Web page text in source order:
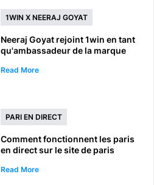
1WIN X NEERAJ GOYAT
Neeraj Goyat rejoint 1win en tant
qu'ambassadeur de la marque
Read More
PARI EN DIRECT
Comment fonctionnent les paris
en direct sur le site de paris
Read More